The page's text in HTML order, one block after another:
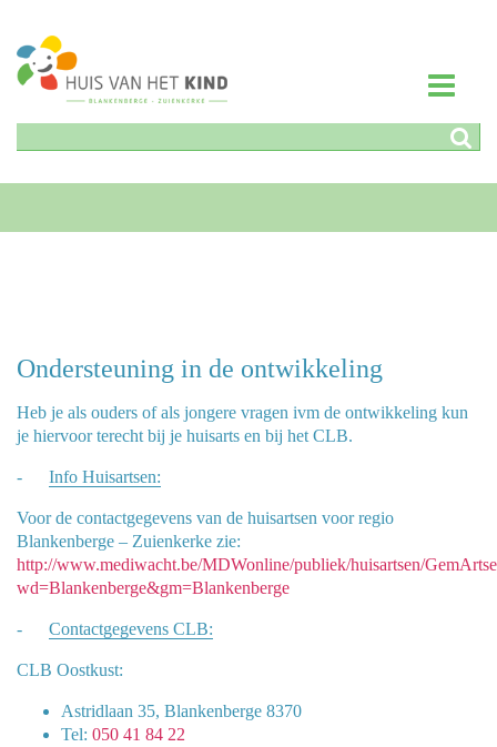
Ondersteuning in de ontwikkeling
Heb je als ouders of als jongere vragen ivm de ontwikkeling kun
je hiervoor terecht bij je huisarts en bij het CLB.
- Info Huisartsen:
Voor de contactgegevens van de huisartsen voor regio
Blankenberge – Zuienkerke zie:
http://www.mediwacht.be/MDWonline/publiek/huisartsen/
wd=Blankenberge&gm=Blankenberge
- Contactgegevens CLB:
CLB Oostkust:
Astridlaan 35, Blankenberge 8370
Tel: 050 41 84 22